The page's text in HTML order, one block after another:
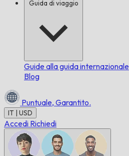
Guida di viaggio
Guide alla guida internazionale
Blog
Puntuale, Garantito.
IT | USD
Accedi Richiedi